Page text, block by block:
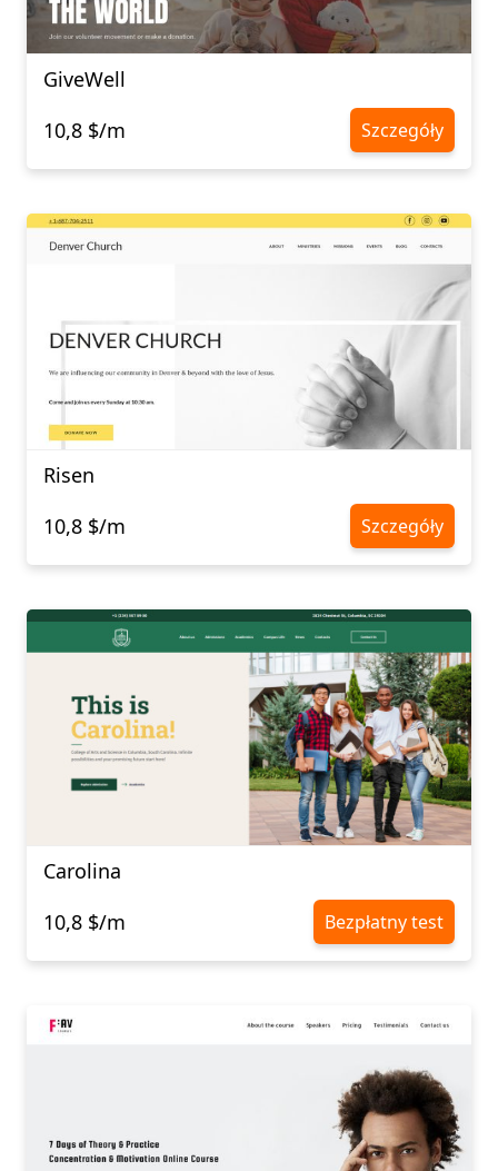
GiveWell
10,8 $/m
Szczegóły
Risen
10,8 $/m
Szczegóły
Carolina
10,8 $/m
Bezpłatny test